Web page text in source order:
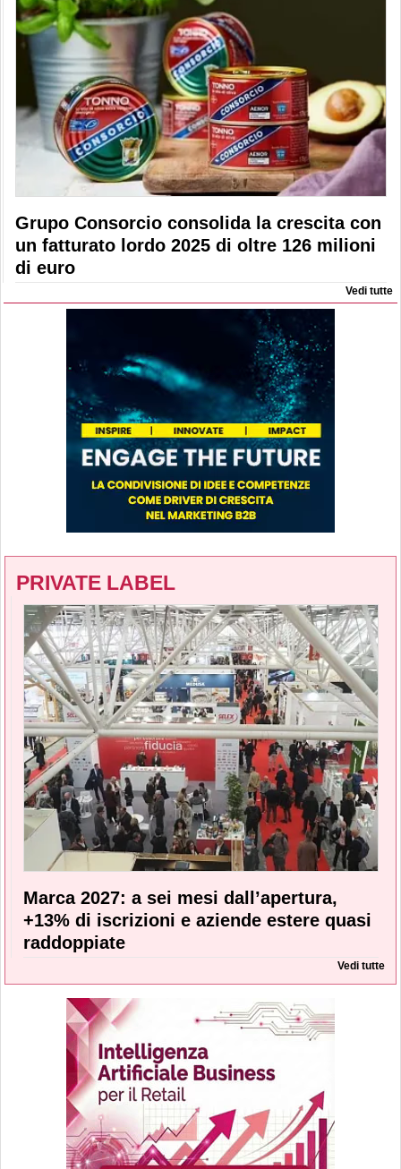
Grupo Consorcio consolida la crescita con
un fatturato lordo 2025 di oltre 126 milioni
di euro
Vedi tutte
PRIVATE LABEL
Marca 2027: a sei mesi dall’apertura,
+13% di iscrizioni e aziende estere quasi
raddoppiate
Vedi tutte